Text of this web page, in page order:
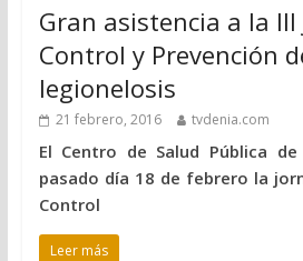
Gran asistencia a la III
Control y Prevención
legionelosis
21 febrero, 2016 tvdenia.com
El Centro de Salud Pública
pasado día 18 de febrero la
Control
Leer más